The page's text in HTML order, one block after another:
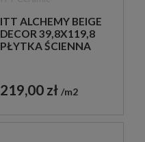
ITT ALCHEMY BEIGE
DECOR 39,8X119,8
PŁYTKA ŚCIENNA
219,00 zł m2